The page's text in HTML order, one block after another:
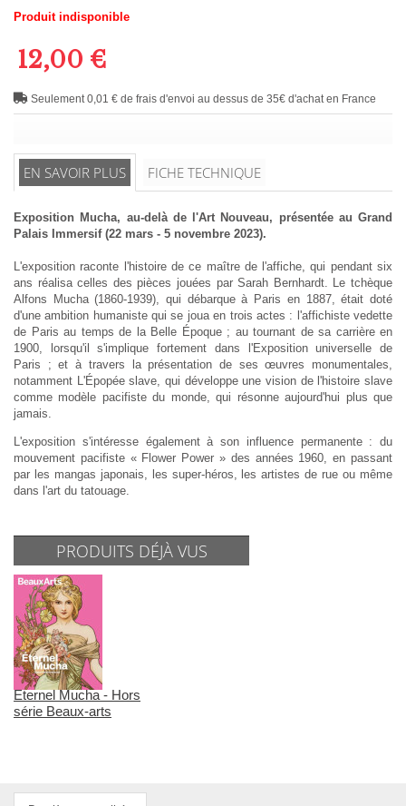
Produit indisponible
12,00 €
Seulement 0,01 € de frais d'envoi au dessus de 35€ d'achat en France
EN SAVOIR PLUS FICHE TECHNIQUE
Exposition Mucha, au-delà de l'Art Nouveau, présentée au Grand
Palais Immersif (22 mars - 5 novembre 2023).
L'exposition raconte l'histoire de ce maître de l'affiche, qui pendant six
ans réalisa celles des pièces jouées par Sarah Bernhardt. Le tchèque
Alfons Mucha (1860-1939), qui débarque à Paris en 1887, était doté
d'une ambition humaniste qui se joua en trois actes : l'affichiste vedette
de Paris au temps de la Belle Époque ; au tournant de sa carrière en
1900, lorsqu'il s'implique fortement dans l'Exposition universelle de
Paris ; et à travers la présentation de ses œuvres monumentales,
notamment L'Épopée slave, qui développe une vision de l'histoire slave
comme modèle pacifiste du monde, qui résonne aujourd'hui plus que
jamais.
L'exposition s'intéresse également à son influence permanente : du
mouvement pacifiste « Flower Power » des années 1960, en passant
par les mangas japonais, les super-héros, les artistes de rue ou même
dans l'art du tatouage.
PRODUITS DÉJÀ VUS
Eternel Mucha - Hors
série Beaux-arts